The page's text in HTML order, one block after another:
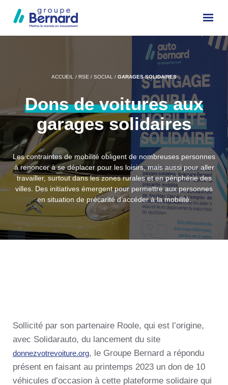
ACCUEIL / RSE / SOCIAL / GARAGES SOLIDAIRES
Dons de voitures aux
garages solidaires
Les contraintes de mobilité obligent de nombreuses personnes
à renoncer à se déplacer pour les loisirs, mais aussi pour aller
travailler, surtout dans les zones rurales et en périphérie des
villes. Des initiatives émergent pour permettre aux personnes
en situation de précarité d’accéder à la mobilité.
Sollicité par son partenaire Roole, qui est l’origine,
avec Solidarauto, du lancement du site
donnezvotrevoiture.org, le Groupe Bernard a répondu
présent en faisant au printemps 2023 un don de 10
véhicules d’occasion à cette plateforme solidaire qui